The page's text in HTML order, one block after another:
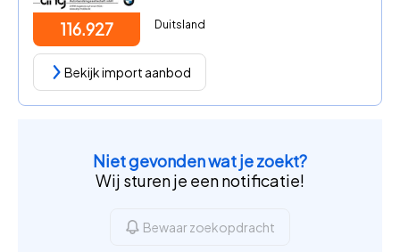
116.927 Duitsland
Bekijk import aanbod
Niet gevonden wat je zoekt?
Wij sturen je een notificatie!
Bewaar zoekopdracht